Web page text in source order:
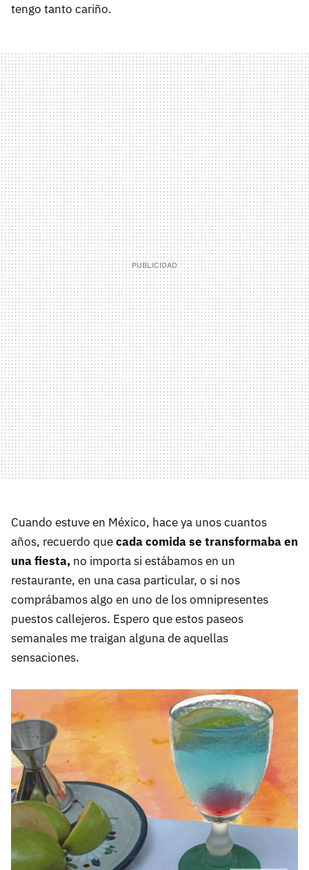
tengo tanto cariño.
Cuando estuve en México, hace ya unos cuantos
años, recuerdo quecada comida se transformaba en
una fiesta, no importa si estábamos en un
restaurante, en una casa particular, o si nos
comprábamos algo en uno de los omnipresentes
puestos callejeros. Espero que estos paseos
semanales me traigan alguna de aquellas
sensaciones.